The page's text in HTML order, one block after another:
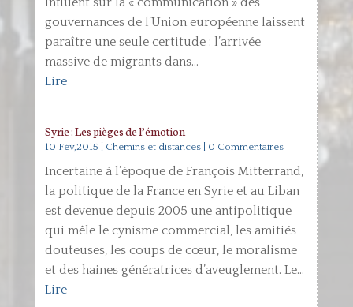
gouvernances de l’Union européenne laissent
paraître une seule certitude : l’arrivée
massive de migrants dans...
Lire
Syrie : Les pièges de l’émotion
10 Fév,2015 Chemins et distances| 0 Commentaires
Incertaine à l’époque de François Mitterrand,
la politique de la France en Syrie et au Liban
est devenue depuis 2005 une antipolitique
qui mêle le cynisme commercial, les amitiés
douteuses, les coups de cœur, le moralisme
et des haines génératrices d’aveuglement. Le...
Lire